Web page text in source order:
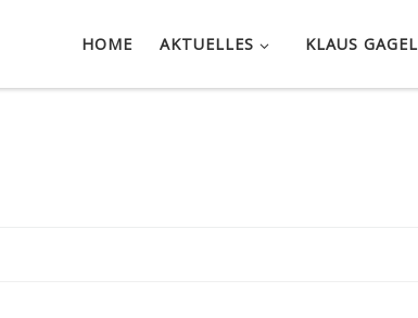
HOME AKTUELLES KLAUS GAGEL